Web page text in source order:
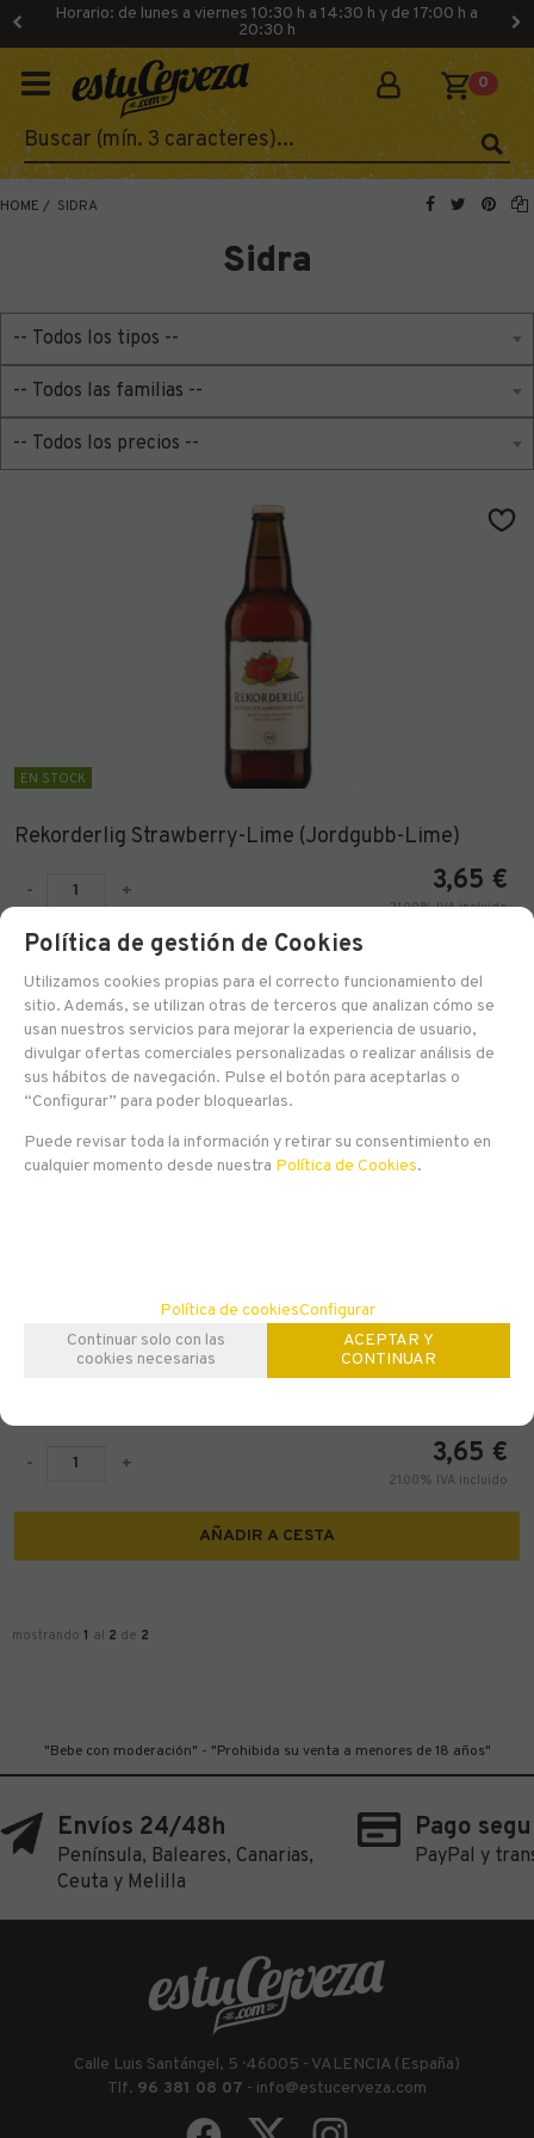
Horario: de lunes a viernes 10:30 h a 14:30 h y de 17:00 h a
20:30 h
0
HOME SIDRA
Sidra
EN STOCK
Rekorderlig Strawberry-Lime (Jordgubb-Lime)
3,65 €
21.00%IVA incluido
- +
EN STOCK
3,65 €
21.00% IVA incluido
- +
AÑADIR A CESTA
mostrando 1 al 2 de 2
"Bebe con moderación" - "Prohibida su venta a menores de 18 años"
Envíos 24/48h
Península, Baleares, Canarias,
Ceuta y Melilla
Pago
PayPal y
Calle Luis Santángel, 5 · 46005 - VALENCIA (España)
Tlf. 96 381 08 07 - info@estucerveza.com
Política de gestión de Cookies
Utilizamos cookies propias para el correcto funcionamiento del
sitio. Además, se utilizan otras de terceros que analizan cómo se
usan nuestros servicios para mejorar la experiencia de usuario,
divulgar ofertas comerciales personalizadas o realizar análisis de
sus hábitos de navegación. Pulse el botón para aceptarlas o
“Configurar” para poder bloquearlas.
Puede revisar toda la información y retirar su consentimiento en
cualquier momento desde nuestra Política de Cookies.
Política de cookiesConfigurar
Continuar solo con las
cookies necesarias
ACEPTAR Y
CONTINUAR